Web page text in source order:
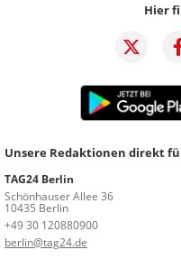
Hier
Unsere Redaktionen direkt
TAG24 Berlin
Schönhauser Allee 36
10435 Berlin
+49 30 120880900
berlin@tag24.de